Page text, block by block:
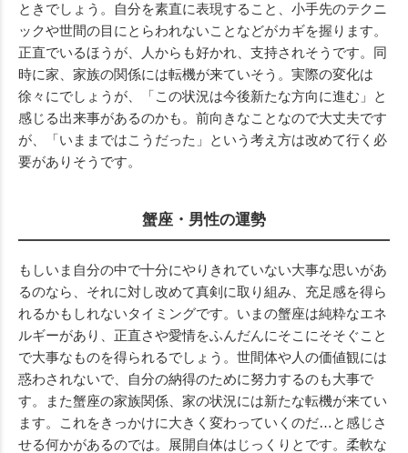
ときでしょう。自分を素直に表現すること、小手先のテクニ
ックや世間の目にとらわれないことなどがカギを握ります。
正直でいるほうが、人からも好かれ、支持されそうです。同
時に家、家族の関係には転機が来ていそう。実際の変化は
徐々にでしょうが、「この状況は今後新たな方向に進む」と
感じる出来事があるのかも。前向きなことなので大丈夫です
が、「いままではこうだった」という考え方は改めて行く必
要がありそうです。
蟹座・男性の運勢
もしいま自分の中で十分にやりきれていない大事な思いがあ
るのなら、それに対し改めて真剣に取り組み、充足感を得ら
れるかもしれないタイミングです。いまの蟹座は純粋なエネ
ルギーがあり、正直さや愛情をふんだんにそこにそそぐこと
で大事なものを得られるでしょう。世間体や人の価値観には
惑わされないで、自分の納得のために努力するのも大事で
す。また蟹座の家族関係、家の状況には新たな転機が来てい
ます。これをきっかけに大きく変わっていくのだ…と感じさ
せる何かがあるのでは。展開自体はじっくりとです。柔軟な